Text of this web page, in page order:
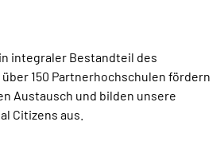
integraler Bestandteil des
150 Partnerhochschulen fördern
Austausch und bilden unsere
Citizens aus.